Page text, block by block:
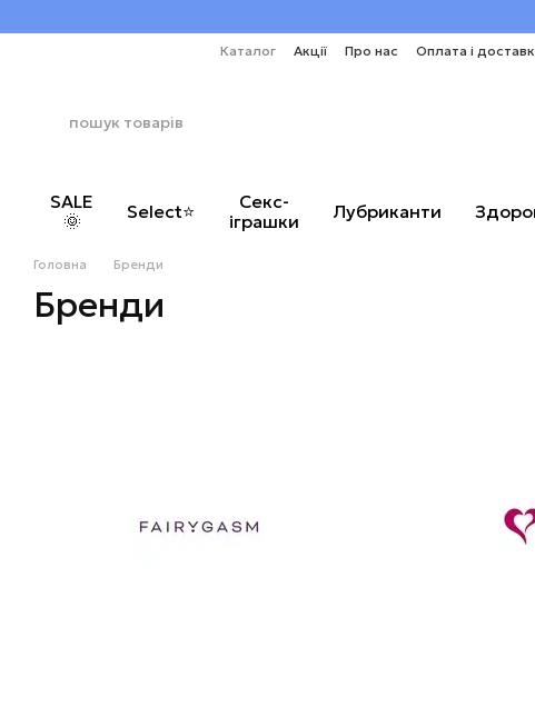
Каталог Акції Про нас Оплата і
SALE
🌞
Select⭐
Секс-
іграшки
Лубриканти
Головна Бренди
Бренди